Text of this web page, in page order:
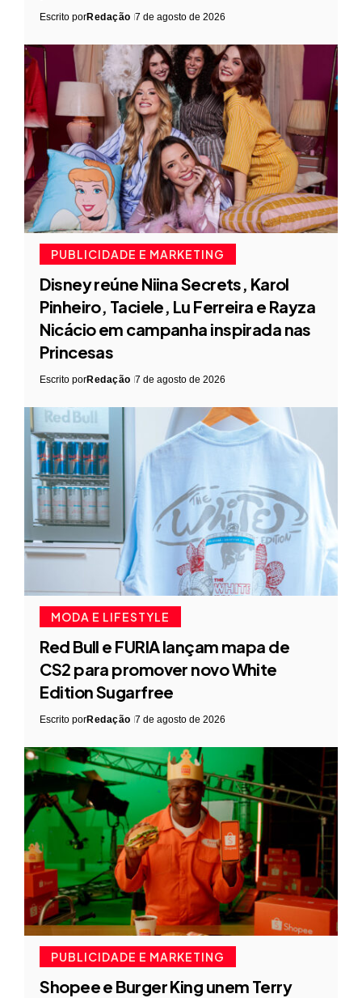
Escrito porRedação 7 de agosto de 2026
PUBLICIDADE E MARKETING
Disney reúne Niina Secrets, Karol
Pinheiro, Taciele, Lu Ferreira e Rayza
Nicácio em campanha inspirada nas
Princesas
Escrito porRedação 7 de agosto de 2026
MODA E LIFESTYLE
Red Bull e FURIA lançam mapa de
CS2 para promover novo White
Edition Sugarfree
Escrito porRedação 7 de agosto de 2026
PUBLICIDADE E MARKETING
Shopee e Burger King unem Terry